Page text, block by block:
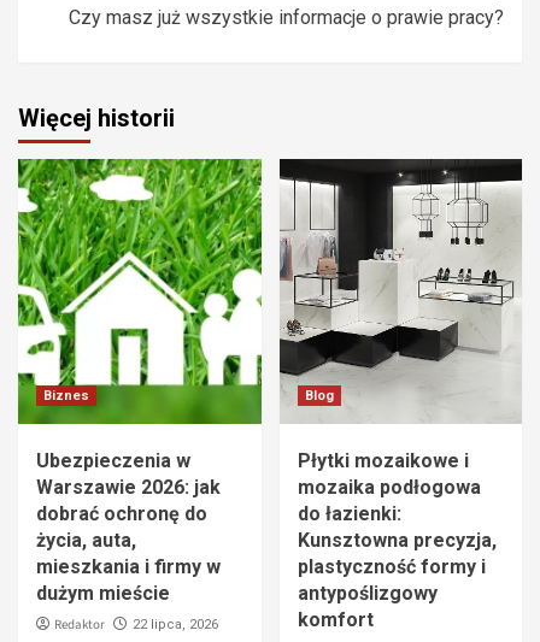
Czy masz już wszystkie informacje o prawie pracy?
Więcej historii
Biznes
Ubezpieczenia w
Warszawie 2026: jak
dobrać ochronę do
życia, auta,
mieszkania i firmy w
dużym mieście
Redaktor 22 lipca, 2026
Blog
Płytki mozaikowe i
mozaika podłogowa
do łazienki:
Kunsztowna precyzja,
plastyczność formy i
antypoślizgowy
komfort